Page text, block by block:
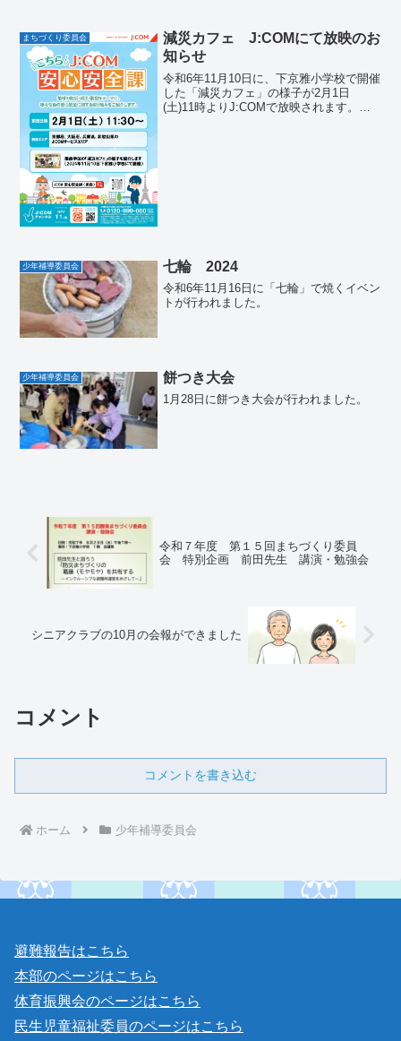
まちづくり委員会
減災カフェ J:COMにて放映のお
知らせ
令和6年11月10日に、下京雅小学校で開催
した「減災カフェ」の様子が2月1日
(土)11時よりJ:COMで放映されます。
少年補導委員会 七輪 2024
令和6年11月16日に「七輪」で焼くイベン
トが行われました。
少年補導委員会 餅つき大会
1月28日に餅つき大会が行われました。
令和７年度 第１５回まちづくり委員
会 特別企画 前田先生 講演・勉強会
シニアクラブの10月の会報ができました
コメント
コメントを書き込む
ホーム 少年補導委員会
避難報告はこちら
本部のページはこちら
体育振興会のページはこちら
民生児童福祉委員のページはこちら